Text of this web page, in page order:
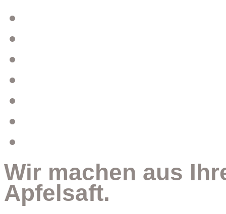
Wir machen aus
Apfelsaft.